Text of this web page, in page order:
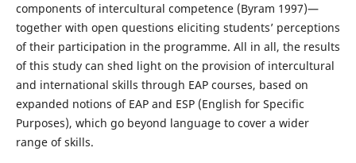
components of intercultural competence (Byram 1997)—
together with open questions eliciting students’ perceptions
of their participation in the programme. All in all, the results
of this study can shed light on the provision of intercultural
and international skills through EAP courses, based on
expanded notions of EAP and ESP (English for Specific
Purposes), which go beyond language to cover a wider
range of skills.